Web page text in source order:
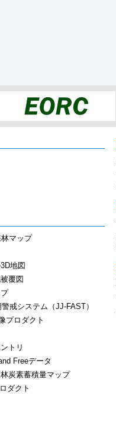
マップ
地図
覆図
戒システム（JJ-FAST）
プロダクト
トリ
Freeデータ
炭素蓄積量マップ
ダクト